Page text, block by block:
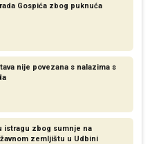
Gospića zbog puknuća
nije povezana s nalazima s
istragu zbog sumnje na
zemljištu u Udbini